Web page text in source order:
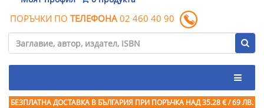
ПОРЪЧКИ ПО ТЕЛЕФОНА 02 460 40 90
БЕЗПЛАТНА ДОСТАВКА В БЪЛГАРИЯ ПРИ ПОРЪЧКА НАД 35.28 € / 69 ЛВ.